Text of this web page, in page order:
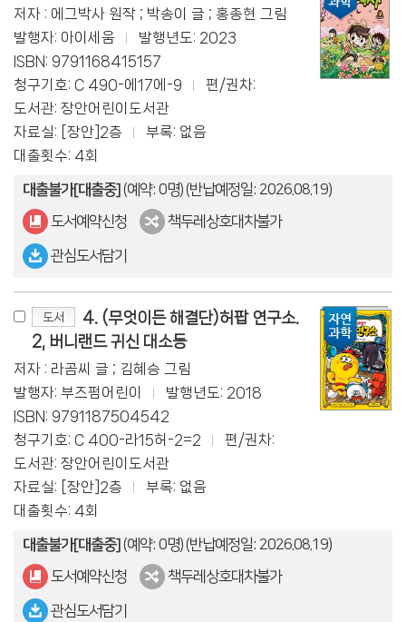
저자 : 에그박사 원작 ; 박송이 글 ; 홍종현 그림
발행자: 아이세움
발행년도: 2023
ISBN: 9791168415157
청구기호: C 490-에17에-9
편/권차:
도서관: 장안어린이도서관
자료실: [장안]2층
부록: 없음
대출횟수: 4회
대출불가[대출중] (예약: 0명)(반납예정일: 2026.08.19)
도서예약신청
책두레상호대차불가
관심도서담기
도서
4. (무엇이든 해결단)허팝 연구소.
2, 버니랜드 귀신 대소동
저자 : 라곰씨 글 ; 김혜승 그림
발행자: 부즈펌어린이
발행년도: 2018
ISBN: 9791187504542
청구기호: C 400-라15허-2=2
편/권차:
도서관: 장안어린이도서관
자료실: [장안]2층
부록: 없음
대출횟수: 4회
대출불가[대출중] (예약: 0명)(반납예정일: 2026.08.19)
도서예약신청
책두레상호대차불가
관심도서담기